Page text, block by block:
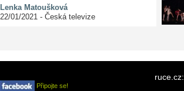
Lenka Matoušková
22/01/2021 - Česká televize
Připojte se!
ruce.cz: